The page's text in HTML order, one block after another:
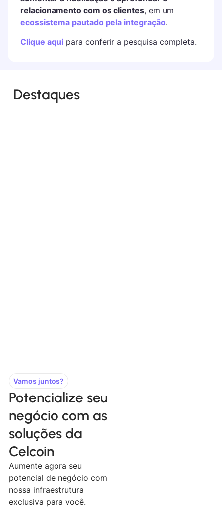
relacionamento com os clientes, em um
ecossistema pautado pela integração.
Clique aquipara conferir a pesquisa completa.
Destaques
Vamos juntos?
Potencialize seu
negócio com as
soluções da
Celcoin
Aumente agora seu
potencial de negócio com
nossa infraestrutura
exclusiva para você.